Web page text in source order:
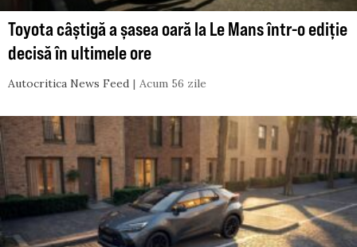
Toyota câștigă a șasea oară la Le Mans într-o ediție
decisă în ultimele ore
Autocritica News Feed Acum 56 zile